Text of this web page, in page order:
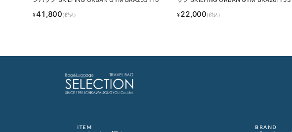
¥41,800(税込) ¥22,000(税込)
ITEM BRAND